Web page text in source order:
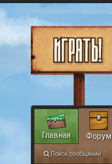
Главная Форум
Поиск сообщений